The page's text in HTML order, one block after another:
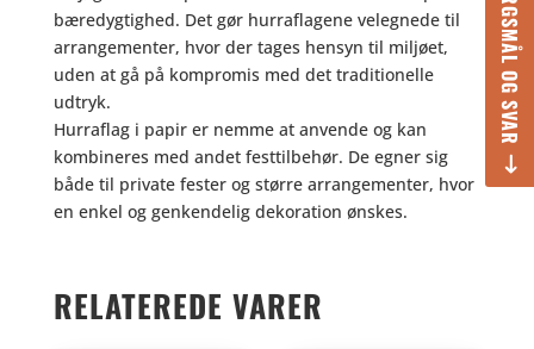
SPØRGSMÅL OG SVAR
bæredygtighed. Det gør hurraflagene velegnede til
arrangementer, hvor der tages hensyn til miljøet,
uden at gå på kompromis med det traditionelle
udtryk.
Hurraflag i papir er nemme at anvende og kan
kombineres med andet festtilbehør. De egner sig
både til private fester og større arrangementer, hvor
en enkel og genkendelig dekoration ønskes.
RELATEREDE VARER